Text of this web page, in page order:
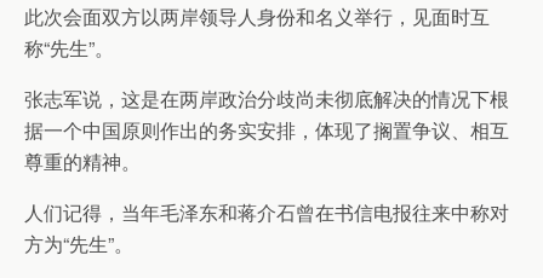
此次会面双方以两岸领导人身份和名义举行，见面时互
称“先生”。
张志军说，这是在两岸政治分歧尚未彻底解决的情况下根
据一个中国原则作出的务实安排，体现了搁置争议、相互
尊重的精神。
人们记得，当年毛泽东和蒋介石曾在书信电报往来中称对
方为“先生”。